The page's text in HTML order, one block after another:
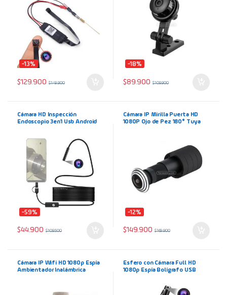
-13%
$129.900 $149.900
-18%
$89.900 $109.900
Cámara HD Inspección
Endoscopio 3en1 Usb Android
-59%
$44.900 $109.500
Cámara IP Mirilla Puerta HD
1080P Ojo de Pez 180° Tuya
-12%
$149.900 $169.900
Cámara IP Wifi HD 1080p Espía
Ambientador Inalámbrica
Esfero con Cámara Full HD
1080p Espía Bolígrafo USB